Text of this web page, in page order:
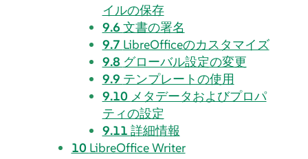
イルの保存
9.6 文書の署名
9.7 LibreOfficeのカスタマイズ
9.8 グローバル設定の変更
9.9 テンプレートの使用
9.10 メタデータおよびプロパ
ティの設定
9.11 詳細情報
10 LibreOffice Writer